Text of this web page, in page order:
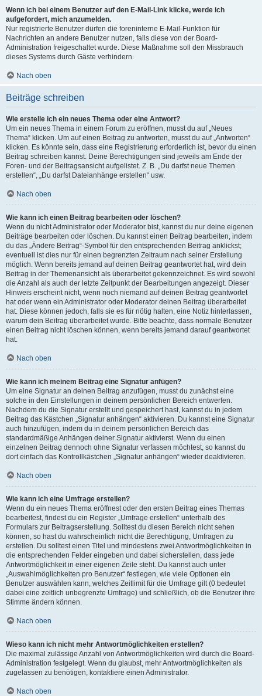
Wenn ich bei einem Benutzer auf den E-Mail-Link klicke, werde ich
aufgefordert, mich anzumelden.
Nur registrierte Benutzer dürfen die foreninterne E-Mail-Funktion für
Nachrichten an andere Benutzer nutzen, falls diese von der Board-
Administration freigeschaltet wurde. Diese Maßnahme soll den Missbrauch
dieses Systems durch Gäste verhindern.
Nach oben
Beiträge schreiben
Wie erstelle ich ein neues Thema oder eine Antwort?
Um ein neues Thema in einem Forum zu eröffnen, musst du auf „Neues
Thema“ klicken. Um auf einen Beitrag zu antworten, musst du auf „Antworten“
klicken. Es könnte sein, dass eine Registrierung erforderlich ist, bevor du einen
Beitrag schreiben kannst. Deine Berechtigungen sind jeweils am Ende der
Foren- und der Beitragsansicht aufgelistet. Z. B. „Du darfst neue Themen
erstellen“, „Du darfst Dateianhänge erstellen“ usw.
Nach oben
Wie kann ich einen Beitrag bearbeiten oder löschen?
Wenn du nicht Administrator oder Moderator bist, kannst du nur deine eigenen
Beiträge bearbeiten oder löschen. Du kannst einen Beitrag bearbeiten, indem
du das „Ändere Beitrag“-Symbol für den entsprechenden Beitrag anklickst;
eventuell ist dies nur für einen begrenzten Zeitraum nach seiner Erstellung
möglich. Wenn bereits jemand auf deinen Beitrag geantwortet hat, wird dein
Beitrag in der Themenansicht als überarbeitet gekennzeichnet. Es wird sowohl
die Anzahl als auch der letzte Zeitpunkt der Bearbeitungen angezeigt. Dieser
Hinweis erscheint nicht, wenn noch niemand auf deinen Beitrag geantwortet
hat oder wenn ein Administrator oder Moderator deinen Beitrag überarbeitet
hat. Diese können jedoch, falls sie es für nötig halten, eine Notiz hinterlassen,
warum dein Beitrag überarbeitet wurde. Bitte beachte, dass normale Benutzer
einen Beitrag nicht löschen können, wenn bereits jemand darauf geantwortet
hat.
Nach oben
Wie kann ich meinem Beitrag eine Signatur anfügen?
Um eine Signatur an deinen Beitrag anzufügen, musst du zunächst eine
solche in den Einstellungen in deinem persönlichen Bereich entwerfen.
Nachdem du die Signatur erstellt und gespeichert hast, kannst du in jedem
Beitrag das Kästchen „Signatur anhängen“ aktivieren. Du kannst eine Signatur
auch hinzufügen, indem du in deinem persönlichen Bereich das
standardmäßige Anhängen deiner Signatur aktivierst. Wenn du einen
einzelnen Beitrag dennoch ohne Signatur verfassen möchtest, so kannst du
dort einfach das Kontrollkästchen „Signatur anhängen“ wieder deaktivieren.
Nach oben
Wie kann ich eine Umfrage erstellen?
Wenn du ein neues Thema eröffnest oder den ersten Beitrag eines Themas
bearbeitest, findest du ein Register „Umfrage erstellen“ unterhalb des
Formulars zur Beitragserstellung. Solltest du diesen Bereich nicht sehen
können, so hast du wahrscheinlich nicht die Berechtigung, Umfragen zu
erstellen. Du solltest einen Titel und mindestens zwei Antwortmöglichkeiten in
die entsprechenden Felder eingeben und dabei sicherstellen, dass jede
Antwortmöglichkeit in einer eigenen Zeile steht. Du kannst auch unter
„Auswahlmöglichkeiten pro Benutzer“ festlegen, wie viele Optionen ein
Benutzer auswählen kann, welches Zeitlimit für die Umfrage gilt (0 bedeutet
dabei eine zeitlich unbegrenzte Umfrage) und schließlich, ob die Benutzer ihre
Stimme ändern können.
Nach oben
Wieso kann ich nicht mehr Antwortmöglichkeiten erstellen?
Die maximal zulässige Anzahl von Antwortmöglichkeiten wird durch die Board-
Administration festgelegt. Wenn du glaubst, mehr Antwortmöglichkeiten als
zugelassen zu benötigen, kontaktiere einen Administrator.
Nach oben